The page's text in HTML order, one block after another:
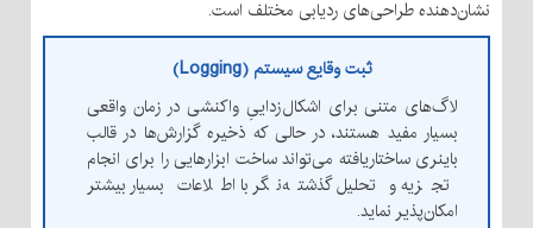
نشان‌دهنده طراحی‌های ردیابی مختلف است.
ثبت وقایع سیستم (Logging)
لاگ‌های متنی برای اشکال‌زداییِ واکنشی در زمان واقعی
بسیار مفید هستند، در حالی که ذخیره گزارش‌ها در قالب
باینری ساختاریافته می‌تواند ساخت ابزارهایی را برای انجام
تجزیه و تحلیل گذشته‌نگر با اطلاعات بسیار بیشتر
امکان‌پذیر نماید.